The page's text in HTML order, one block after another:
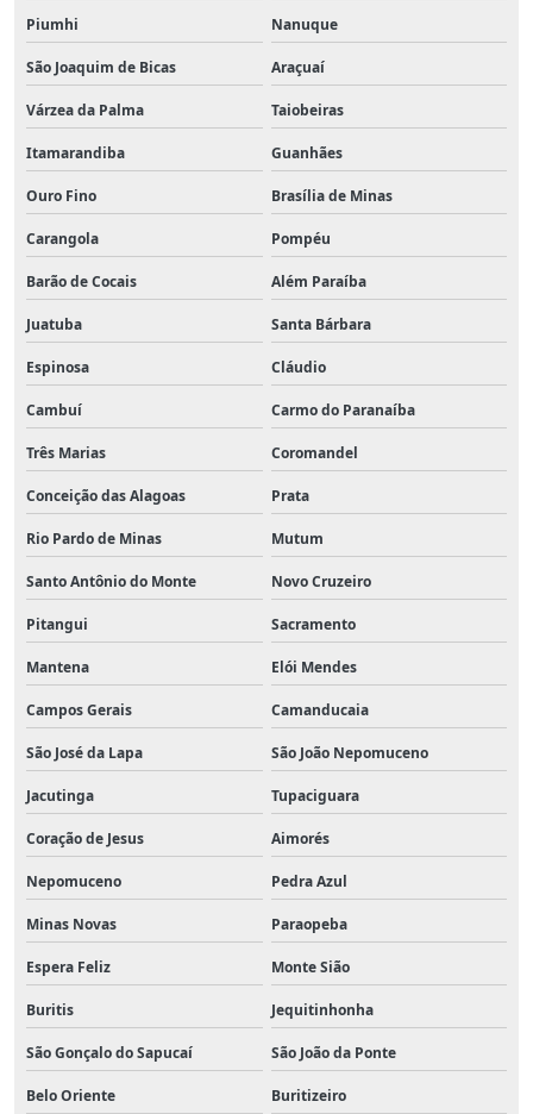
Piumhi Nanuque
São Joaquim de Bicas Araçuaí
Várzea da Palma Taiobeiras
Itamarandiba Guanhães
Ouro Fino Brasília de Minas
Carangola Pompéu
Barão de Cocais Além Paraíba
Juatuba Santa Bárbara
Espinosa Cláudio
Cambuí Carmo do Paranaíba
Três Marias Coromandel
Conceição das Alagoas Prata
Rio Pardo de Minas Mutum
Santo Antônio do Monte Novo Cruzeiro
Pitangui Sacramento
Mantena Elói Mendes
Campos Gerais Camanducaia
São José da Lapa São João Nepomuceno
Jacutinga Tupaciguara
Coração de Jesus Aimorés
Nepomuceno Pedra Azul
Minas Novas Paraopeba
Espera Feliz Monte Sião
Buritis Jequitinhonha
São Gonçalo do Sapucaí São João da Ponte
Belo Oriente Buritizeiro